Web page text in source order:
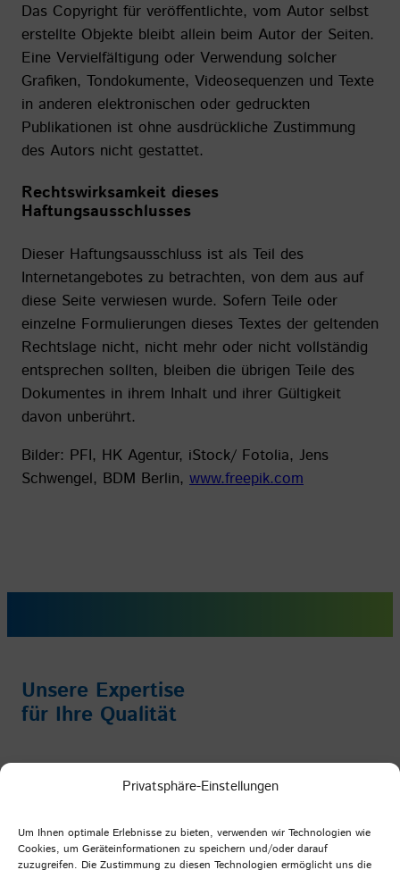
Privatsphäre-Einstellungen
Um Ihnen optimale Erlebnisse zu bieten, verwenden wir Technologien wie
Cookies, um Geräteinformationen zu speichern und/oder darauf
zuzugreifen. Die Zustimmung zu diesen Technologien ermöglicht uns die
Das Copyright für veröffentlichte, vom Autor selbst
erstellte Objekte bleibt allein beim Autor der Seiten.
Eine Vervielfältigung oder Verwendung solcher
Grafiken, Tondokumente, Videosequenzen und Texte
in anderen elektronischen oder gedruckten
Publikationen ist ohne ausdrückliche Zustimmung
des Autors nicht gestattet.
Rechtswirksamkeit dieses
Haftungsausschlusses
Dieser Haftungsausschluss ist als Teil des
Internetangebotes zu betrachten, von dem aus auf
diese Seite verwiesen wurde. Sofern Teile oder
einzelne Formulierungen dieses Textes der geltenden
Rechtslage nicht, nicht mehr oder nicht vollständig
entsprechen sollten, bleiben die übrigen Teile des
Dokumentes in ihrem Inhalt und ihrer Gültigkeit
davon unberührt.
Bilder: PFI, HK Agentur, iStock/ Fotolia, Jens
Schwengel, BDM Berlin, www.freepik.com
Unsere Expertise
für Ihre Qualität
Facebook Instagram YouTube LinkedIn